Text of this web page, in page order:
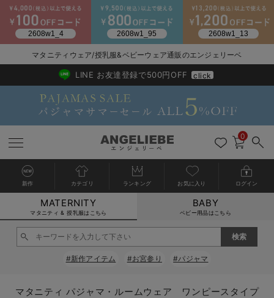
マタニティウェア全て
マタニティ ワンピース
マタニティ 下着・インナー全て
授乳ブラ・マタニティブラ（マタニティインナー・産後用品）
授乳服全て
マタニティ フォーマル全て
マタニティ スーツ
授乳用品全て
妊婦用 抱き枕・授乳クッション
マタニティレッグウェア全て
マタニティストッキング・タイツ
マタニティ ボディケア全て
アウトレット全て
【アウトレット】ワンピース
特集全て
再入荷全て
再入荷｜インナー
戻る
送料無料アイテム全て
ワンピース
戻る
ブラキャミ おまとめ
戻る
【37周年祭セール】
【37周年祭セール】
戻る
気温差別オススメア
【15℃】3月下旬～
戻る
動きやすく着回しで
戻る
強撚スムース(コスパ
戻る
マタニティウェア
【おまとめ割】パジ
戻る
こだわりの履き心地
カジュアル
戻る
ジャケット派
戻る
出産準備応援割全て
マタニティパジャマ
戻る
【オフィスカジュア
戻る
レギンスタイプ
戻る
【フォーマル】ワン
戻る
【ベビー】長袖
戻る
ハンカチ
戻る
快適ウェア10%OFF
戻る
春のマタニティワン
セットアップ・ レイ
戻る
Gift Selection 出産
〜3,000円（税込）
戻る
冬の冷え対策インナ
薄くてあったか
戻る
入院準備の持ち物チ
入院してすぐ使うグ
戻る
冬のあったか特集全て
【冬のあったか特集
マタニティウェア/授乳服&ベビーウェア通販のエンジェリーベ
2026/NewArrival
送料495円(一部地域を除く) 7,700円以上で送料無料
LINE お友達登録で500円OFF click
0
新作 カテゴリ ランキング お気に入り ログイン
MATERNITY
マタニティ & 授乳服はこちら
BABY
ベビー用品はこちら
#新作アイテム #お宮参り #パジャマ
マタニティ パジャマ・ルームウェア ワンピースタイプ
カートに入れる
閉じる